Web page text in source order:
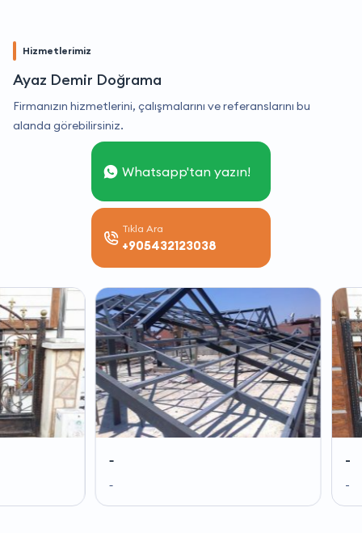
Hizmetlerimiz
Ayaz Demir Doğrama
Firmanızın hizmetlerini, çalışmalarını ve referanslarını bu
alanda görebilirsiniz.
Whatsapp'tan yazın!
Tıkla Ara
+905432123038